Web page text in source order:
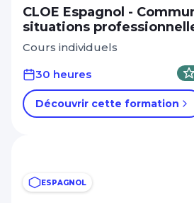
CLOE Espagnol -
situations
Cours individuels
30 heures
Découvrir cette formation
ESPAGNOL